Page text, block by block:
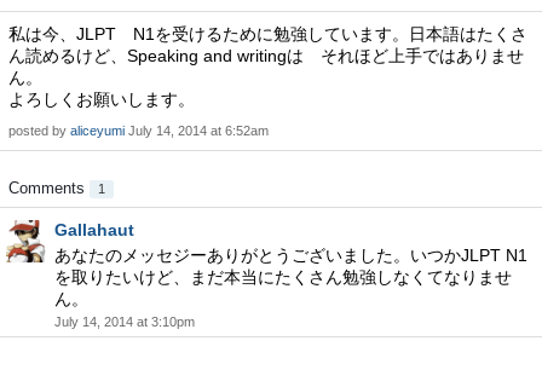
私は今、JLPT N1を受けるために勉強しています。日本語はたくさ
ん読めるけど、Speaking and writingは それほど上手ではありませ
ん。
よろしくお願いします。
posted by aliceyumi July 14, 2014 at 6:52am
Comments 1
Gallahaut
あなたのメッセジーありがとうございました。いつかJLPT N1
を取りたいけど、まだ本当にたくさん勉強しなくてなりませ
ん。
July 14, 2014 at 3:10pm